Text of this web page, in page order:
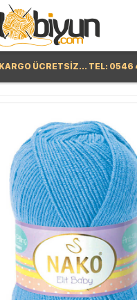
KARGO ÜCRETSİZ... TEL: